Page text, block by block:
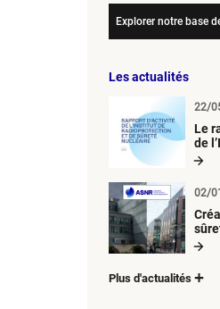
Explorer notre base
Les actualités
Le
de
22/
02/
Plus d'actualités